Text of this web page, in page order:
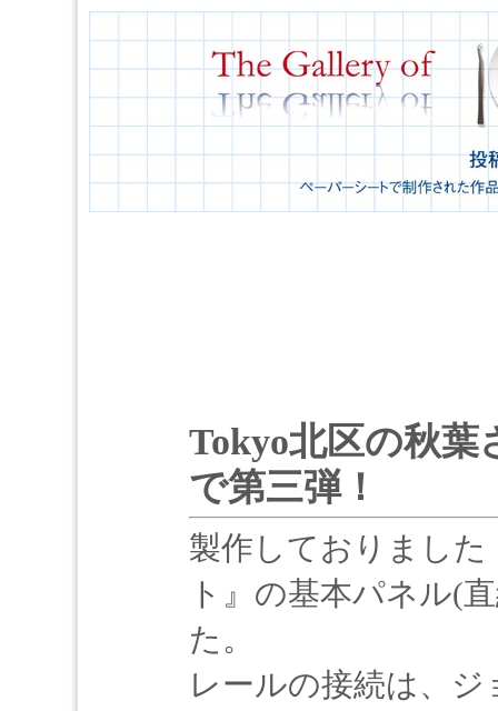
Tokyo北区の秋葉
で第三弾！
製作しておりました
ト』の基本パネル(
た。
レールの接続は、